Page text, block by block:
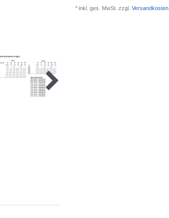
* inkl. ges. MwSt. zzgl. Versandkosten